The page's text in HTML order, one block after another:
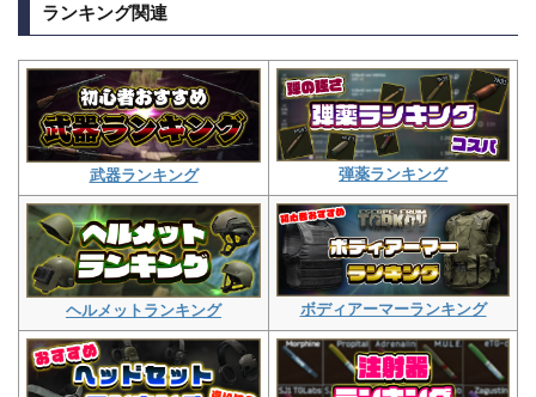
ランキング関連
武器ランキング 弾薬ランキング
ヘルメットランキング ボディアーマーランキング